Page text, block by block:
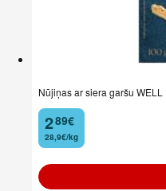
Nūjiņas ar siera garšu
2
. 89€
28,9€/kg